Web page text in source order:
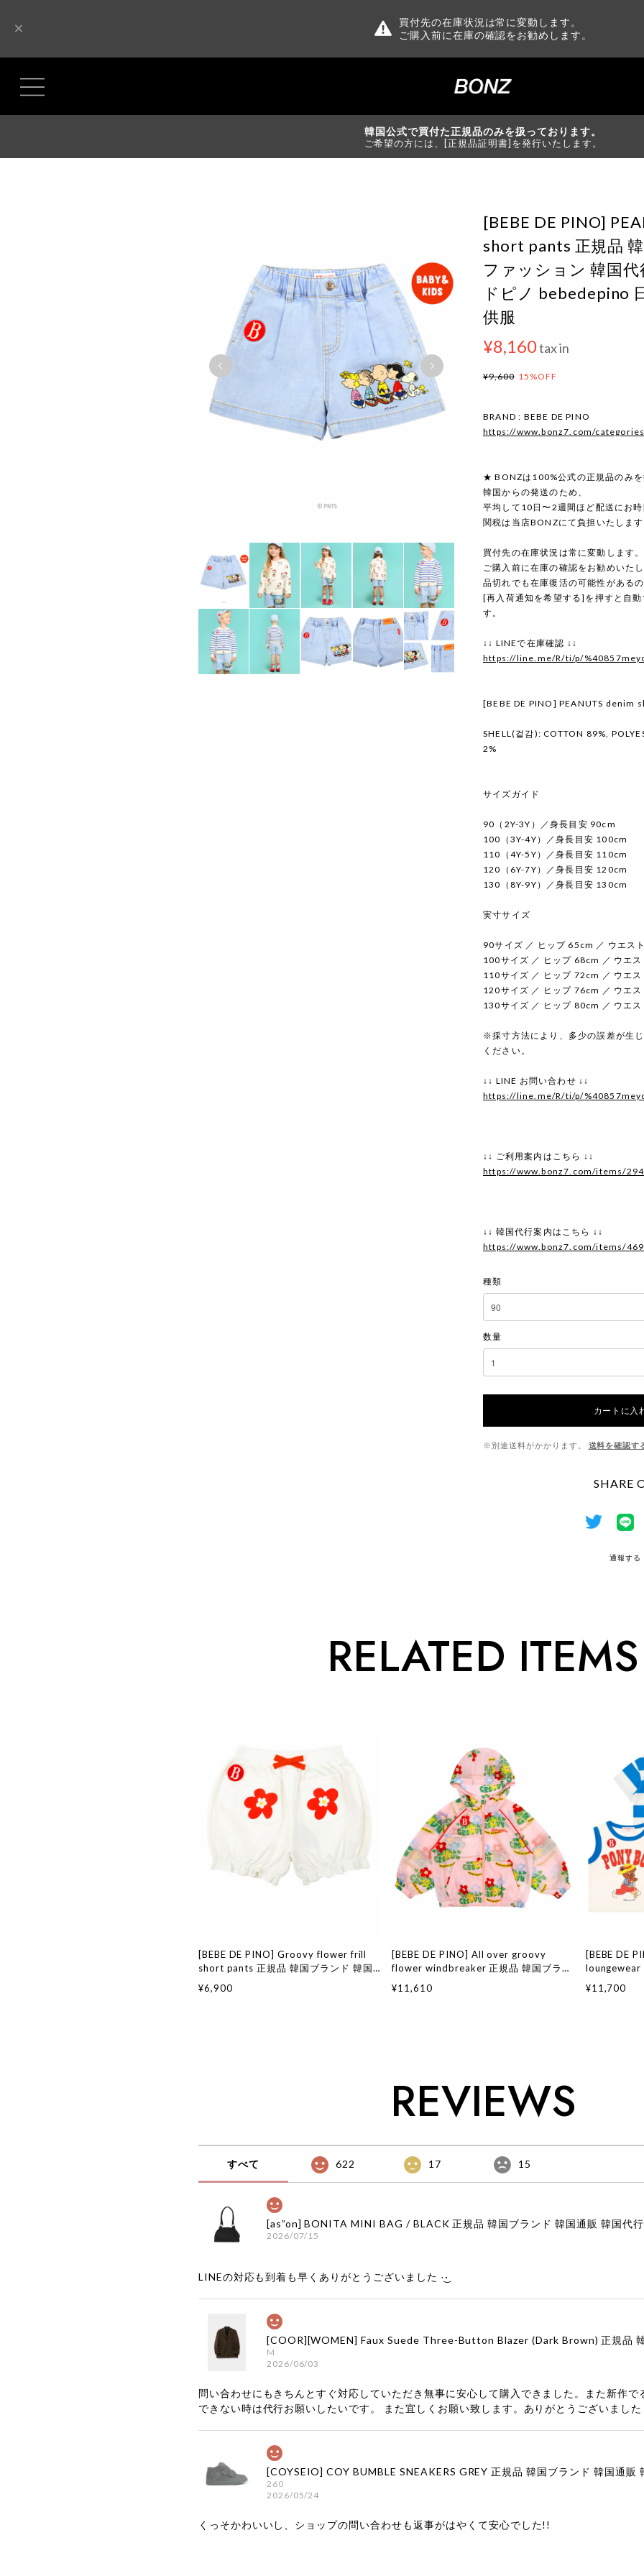
買付先の在庫状況は常に変動します。
ご購入前に在庫の確認をお勧めします。
韓国公式で買付た正規品のみを扱っております。
ご希望の方には、[正規品証明書]を発行いたします。
[BEBE DE PINO]
short pants 正規品
ファッション 韓国代
ドピノ bebedepino
供服
¥8,160tax in
¥9,600 15%OFF
BRAND : BEBE DE PINO
https://www.bonz7.com/
★ BONZは100%公式の正規品のみを
韓国からの発送のため、
平均して10日〜2週間ほど配送にお時
関税は当店BONZにて負担いたします
買付先の在庫状況は常に変動します。
ご購入前に在庫の確認をお勧めいたし
品切れでも在庫復活の可能性がある
[再入荷通知を希望する]を押すと自動
す。
↓↓ LINEで在庫確認 ↓↓
https://line.me/R/ti/p/
[BEBE DE PINO] PEANUTS denim
SHELL(겉감): COTTON 89%,
2%
サイズガイド
90（2Y-3Y）／身長目安 90cm
100（3Y-4Y）／身長目安 100cm
110（4Y-5Y）／身長目安 110cm
120（6Y-7Y）／身長目安 120cm
130（8Y-9Y）／身長目安 130cm
実寸サイズ
90サイズ ／ ヒップ 65cm ／ ウエス
100サイズ ／ ヒップ 68cm ／ ウエ
110サイズ ／ ヒップ 72cm ／ ウエ
120サイズ ／ ヒップ 76cm ／ ウエ
130サイズ ／ ヒップ 80cm ／ ウエ
※採寸方法により、多少の誤差が生
ください。
↓↓ LINE お問い合わせ ↓↓
https://line.me/R/ti/p/
↓↓ ご利用案内はこちら ↓↓
https://www.bonz7.com/items/
↓↓ 韓国代行案内はこちら ↓↓
https://www.bonz7.com/items/
種類
数量
カートに入
※別途送料がかかります。 送料を確認す
SHARE
通報する
RELATED ITEMS
[BEBE DE PINO] Groovy flower frill
short pants 正規品 韓国ブランド 韓国
ピノ bebedepino 日本 店舗 韓国 子供
¥6,900
[BEBE DE PINO] All over groovy
flower windbreaker 正規品 韓国ブラン
ベベドピノ bebedepino 日本 店舗 韓国
¥11,610
[BEBE DE
loungewear
ベドピノ
¥11,700
REVIEWS
すべて 622 17 15
2026/07/15
LINEの対応も到着も早くありがとうございました‪ ·͜·
M
2026/06/03
問い合わせにもきちんとすぐ対応していただき無事に安心して購入できました。また新作で
できない時は代行お願いしたいです。 また宜しくお願い致します。ありがとうございました
260
2026/05/24
くっそかわいいし、ショップの問い合わせも返事がはやくて安心でした!!